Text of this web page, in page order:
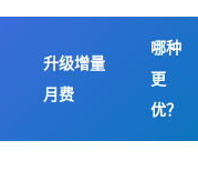
升级增量
月费
哪种
更
优？